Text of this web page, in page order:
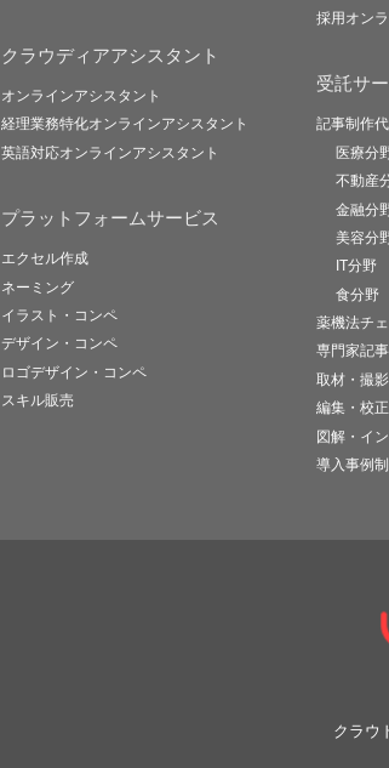
クラウディアアシスタント
オンラインアシスタント
経理業務特化オンラインアシスタント
英語対応オンラインアシスタント
プラットフォームサービス
エクセル作成
ネーミング
イラスト・コンペ
デザイン・コンペ
ロゴデザイン・コンペ
スキル販売
採用オン
受託サ
記事制作
医療分
不動産
金融分
美容分
IT分野
食分野
薬機法チ
専門家記
取材・撮影
編集・校正
図解・イ
導入事例
クラウ